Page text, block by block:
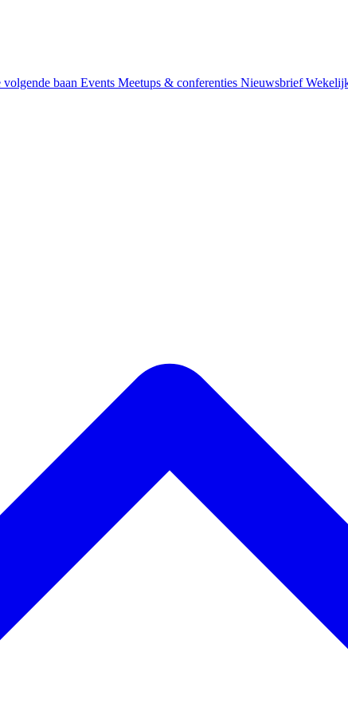
baan Events Meetups & conferenties Nieuwsbrief